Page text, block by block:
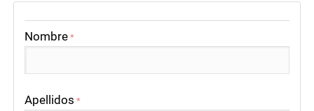
Nombre *
Apellidos *